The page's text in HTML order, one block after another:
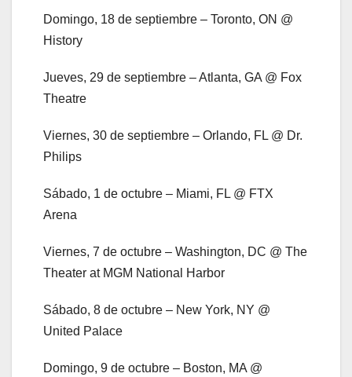
Domingo, 18 de septiembre – Toronto, ON @
History
Jueves, 29 de septiembre – Atlanta, GA @ Fox
Theatre
Viernes, 30 de septiembre – Orlando, FL @ Dr.
Philips
Sábado, 1 de octubre – Miami, FL @ FTX
Arena
Viernes, 7 de octubre – Washington, DC @ The
Theater at MGM National Harbor
Sábado, 8 de octubre – New York, NY @
United Palace
Domingo, 9 de octubre – Boston, MA @